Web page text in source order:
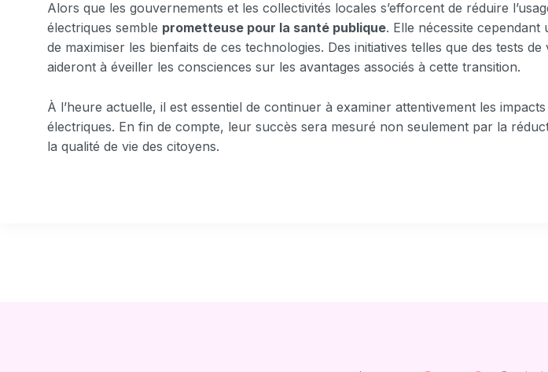
Alors que les gouvernements et les collectivités locales s’efforcent de réduire
électriques semble prometteuse pour la santé publique. Elle nécessite
de maximiser les bienfaits de ces technologies. Des initiatives telles que des tests
aideront à éveiller les consciences sur les avantages associés à cette transition.
À l’heure actuelle, il est essentiel de continuer à examiner attentivement les
électriques. En fin de compte, leur succès sera mesuré non seulement par la
la qualité de vie des citoyens.